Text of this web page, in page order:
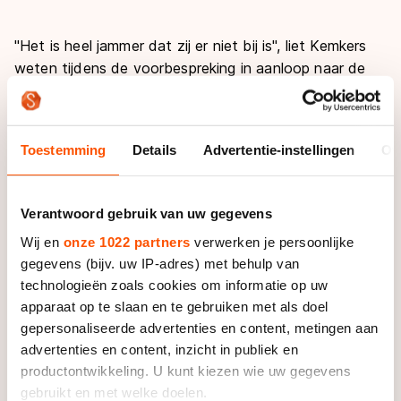
Toestemming Details Advertentie-instellingen
Verantwoord gebruik van uw gegevens
Wij en onze 1022 partners verwerken je persoonlijke
gegevens (bijv. uw IP-adres) met behulp van
technologieën zoals cookies om informatie op uw
apparaat op te slaan en te gebruiken met als doel
gepersonaliseerde advertenties en content, metingen aan
advertenties en content, inzicht in publiek en
productontwikkeling. U kunt kiezen wie uw gegevens
gebruikt en met welke doelen.
"Het is heel jammer dat zij er niet bij is", liet Kemkers
weten tijdens de voorbespreking in aanloop naar de
Europese titelstrijd.
dat zij de beste allroundster van het moment is. Die
willen we verslaan, jammer dat we daar geen nieuwe
Gevraagd naar wie er dan wel om de hoofdprijs zal
strijden bij de dames antwoordt hij meteen Martina
Sablikova. "En Ireen Wüst", doelt hij op zijn eigen pupil.
"En verder? Diane Valkenburg, Linda de Vries."
"Zou Claudia Pechstein het nog kunnen? Dat zou
misschien wel de beste allroundster kunnen zijn. Ze